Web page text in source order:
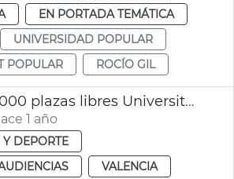
EN PORTADA TEMÁTICA
UNIVERSIDAD POPULAR
POPULAR
ROCÍO GIL
Matrícula 3.000 plazas libres Universitat Popular
1 año
DEPORTE
VALENCIA